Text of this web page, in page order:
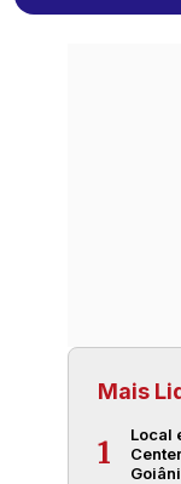
Mais
1
Local